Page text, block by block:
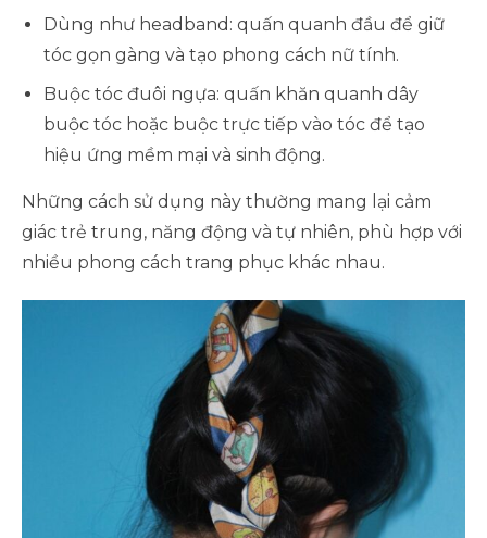
Dùng như headband: quấn quanh đầu để giữ
tóc gọn gàng và tạo phong cách nữ tính.
Buộc tóc đuôi ngựa: quấn khăn quanh dây
buộc tóc hoặc buộc trực tiếp vào tóc để tạo
hiệu ứng mềm mại và sinh động.
Những cách sử dụng này thường mang lại cảm
giác trẻ trung, năng động và tự nhiên, phù hợp với
nhiều phong cách trang phục khác nhau.